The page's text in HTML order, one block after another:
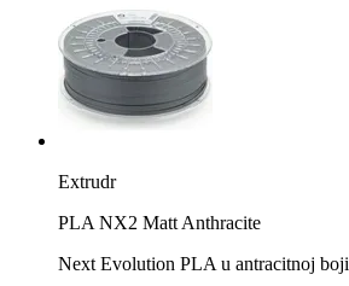
Extrudr
PLA NX2 Matt Anthracite
Next Evolution PLA u antracitnoj boji